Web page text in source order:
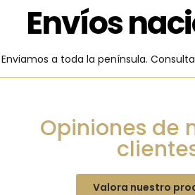
Envíos
Enviamos a toda la península.
Opiniones de
Valora nuestro